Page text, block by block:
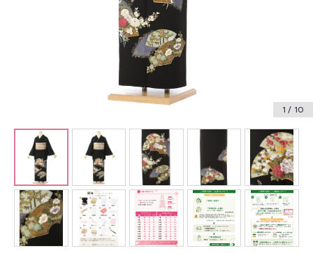
訪問着・付下げレンタル
ジュニア着物レンタル
ジュニア洋装レンタル
ベビー洋装レンタル
紋付袴レンタル
1 / 10